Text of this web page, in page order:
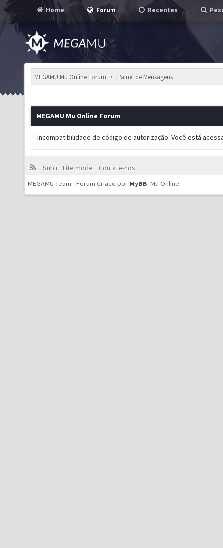
Home Forum Recentes
MEGAMU Mu Online Forum Painel de Mensagens
MEGAMU Mu Online Forum
Incompatibilidade de código de autorização. Você está
Subir Lite mode
Contate-nos
MEGAMU Team - Forum Criado por MyBB. Mu Online